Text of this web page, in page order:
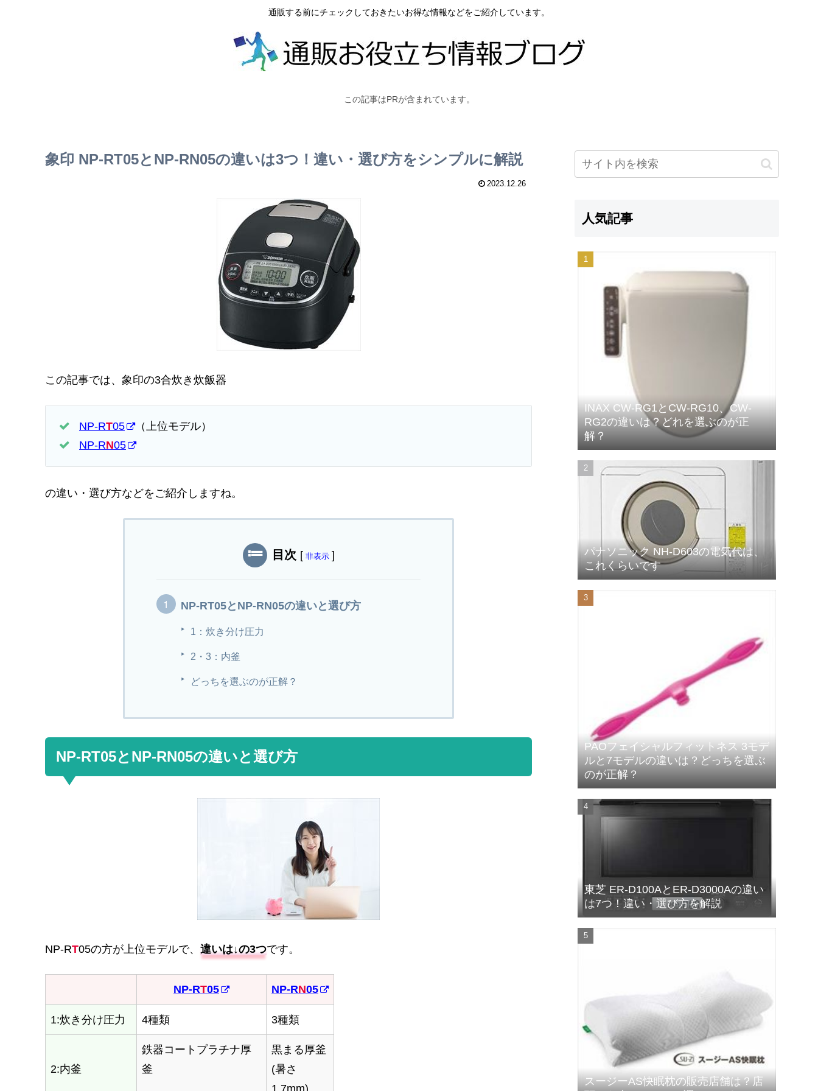
通販する前にチェックしておきたいお得な情報などをご紹介しています。
この記事はPRが含まれています。
象印 NP-RT05とNP-RN05の違いは3つ！違い・選び方をシンプルに解説
2023.12.26
この記事では、象印の3合炊き炊飯器
NP-RT05
（上位モデル）
NP-RN05
の違い・選び方などをご紹介しますね。
目次 [ 非表示 ]
NP-RT05とNP-RN05の違いと選び方
1：炊き分け圧力
2・3：内釜
どっちを選ぶのが正解？
NP-RT05とNP-RN05の違いと選び方
NP-RT05の方が上位モデルで、 違いは↓の3つです。
NP-RT05 NP-RN05
NP-RN
1:炊き分け圧力 4種類 3種類
2:内釜
鉄器コートプラチナ厚
釜
黒まる厚釜
(暑さ
人気記事
INAX CW-RG1とCW-RG10、CW-
RG2の違いは？どれを選ぶのが正
解？
パナソニック NH-D603の電気代は、
これくらいです
PAOフェイシャルフィットネス 3モデ
ルと7モデルの違いは？どっちを選ぶ
のが正解？
東芝 ER-D100AとER-D3000Aの違い
は7つ！違い・選び方を解説
スージーAS快眠枕の販売店舗は？店